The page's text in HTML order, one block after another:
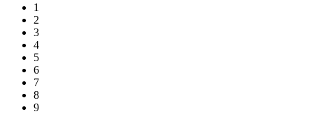
1
2
3
4
5
6
7
8
9